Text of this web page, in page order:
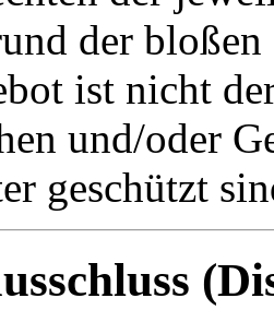
der bloßen
ist nicht
und/oder
geschützt